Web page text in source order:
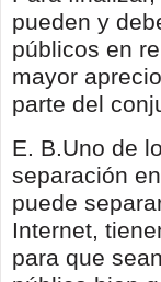
pueden y
públicos en
mayor
parte del
E. B.Uno de
separación
puede
Internet,
para que